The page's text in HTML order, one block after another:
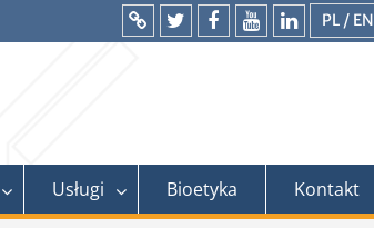
PL / EN
IntranetTwitterFacebookYouTubeLinkedIn
Usługi Bioetyka Kontakt